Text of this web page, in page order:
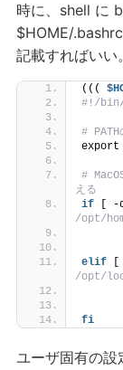
時に、shell に
$HOME/
記載すればいい。
(((
#!/bin/
# PATH
#
える
if [ -d
/opt/
elif [
/opt/
fi
ユーザ固有の設